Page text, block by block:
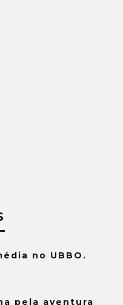
no UBBO.
pela aventura